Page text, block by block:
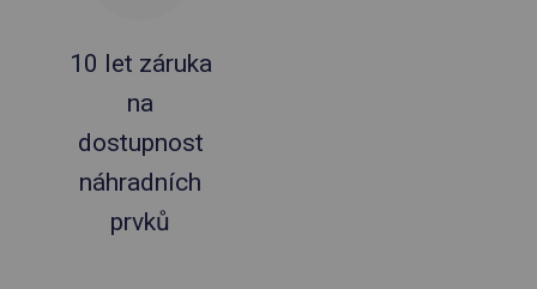
10 let záruka
na
dostupnost
náhradních
prvků